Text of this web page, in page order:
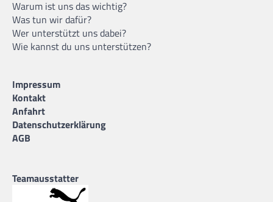
Warum ist uns das wichtig?
Was tun wir dafür?
Wer unterstützt uns dabei?
Wie kannst du uns unterstützen?
Impressum
Kontakt
Anfahrt
Datenschutzerklärung
AGB
Teamausstatter